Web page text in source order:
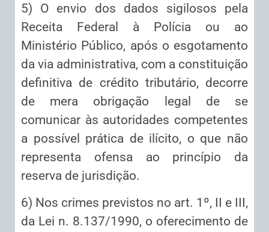
5) O envio dos dados sigilosos pela
Receita Federal à Polícia ou ao
Ministério Público, após o esgotamento
da via administrativa, com a constituição
definitiva de crédito tributário, decorre
de mera obrigação legal de se
comunicar às autoridades competentes
a possível prática de ilícito, o que não
representa ofensa ao princípio da
reserva de jurisdição.
6) Nos crimes previstos no art. 1º, II e III,
da Lei n. 8.137/1990, o oferecimento de